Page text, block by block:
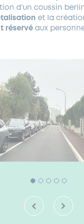
d’un coussin
et la
réservé aux